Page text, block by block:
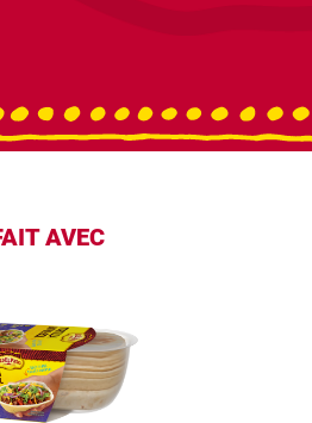
AVEC